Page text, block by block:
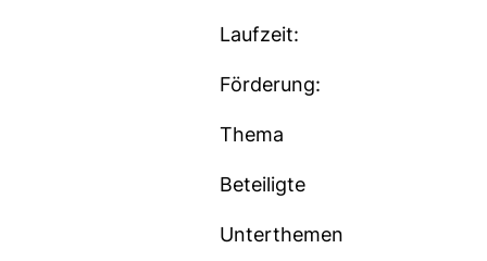
Laufzeit:
Förderung:
Thema
Beteiligte
Unterthemen